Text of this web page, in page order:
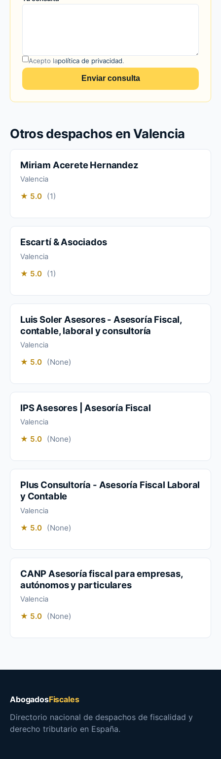
Acepto lapolítica de privacidad.
Enviar consulta
Otros despachos en Valencia
Miriam Acerete Hernandez
Valencia
★ 5.0 (1)
Escartí & Asociados
Valencia
★ 5.0 (1)
Luis Soler Asesores - Asesoría Fiscal,
contable, laboral y consultoría
Valencia
★ 5.0 (None)
IPS Asesores | Asesoría Fiscal
Valencia
★ 5.0 (None)
Plus Consultoría - Asesoría Fiscal Laboral
y Contable
Valencia
★ 5.0 (None)
CANP Asesoría fiscal para empresas,
autónomos y particulares
Valencia
★ 5.0 (None)
AbogadosFiscales
Directorio nacional de despachos de fiscalidad y
derecho tributario en España.